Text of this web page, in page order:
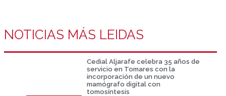
NOTICIAS MÁS LEIDAS
Cedial Aljarafe celebra 35 años de
servicio en Tomares con la
incorporación de un nuevo
mamógrafo digital con
tomosíntesis